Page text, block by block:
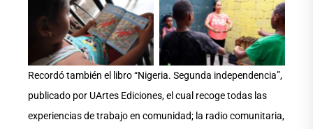
No Caption No Caption
Recordó también el libro “Nigeria. Segunda independencia”,
publicado por UArtes Ediciones, el cual recoge todas las
experiencias de trabajo en comunidad; la radio comunitaria,